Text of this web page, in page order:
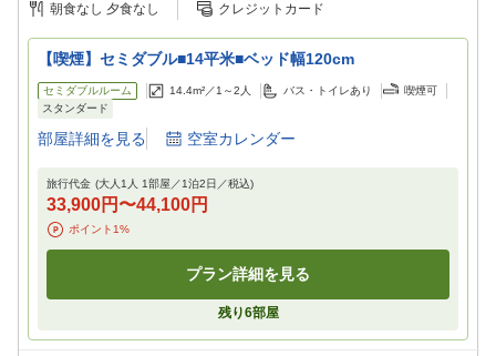
朝食なし 夕食なし クレジットカード
【喫煙】セミダブル■14平米■ベッド幅120cm
セミダブルルーム 14.4m²／1～2 人 バス・トイレあり
喫煙可
スタンダード
部屋詳細を見る 空室カレンダー
旅行代金 (大人1人 1部屋／1泊2日／税込)
33,900円 〜44,100円
ポイント 1%
プラン詳細を見る
残り6部屋